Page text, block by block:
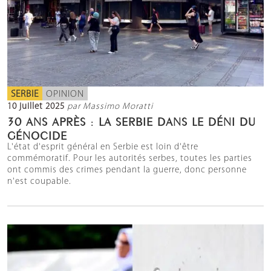
SERBIE OPINION
10 juillet 2025 par Massimo Moratti
30 ANS APRÈS : LA SERBIE DANS LE DÉNI DU
GÉNOCIDE
L'état d'esprit général en Serbie est loin d'être
commémoratif. Pour les autorités serbes, toutes les parties
ont commis des crimes pendant la guerre, donc personne
n'est coupable.